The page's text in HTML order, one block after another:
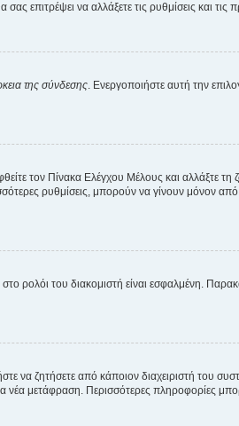
να αλλάξετε τις ρυθμίσεις και τις
της σύνδεσης. Ενεργοποιήστε αυτή την
τον Πίνακα Ελέγχου Μέλους και αλλάξτε τη
ρυθμίσεις, μπορούν να γίνουν μόνον
ρολόι του διακομιστή είναι εσφαλμένη.
να ζητήσετε από κάποιον διαχειριστή του
μετάφραση. Περισσότερες πληροφορίες